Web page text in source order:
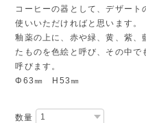
コーヒーの器として、デザー
使いいただければと思います。
釉薬の上に、赤や緑、黄、紫、
たものを色絵と呼び、その中で
呼びます。
Φ63㎜ H53㎜
数量